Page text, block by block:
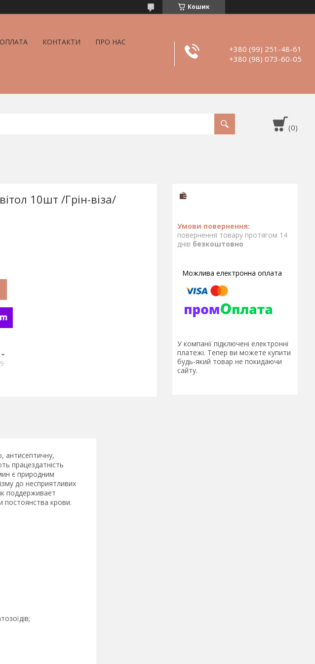
Кошик
КОНТАКТИ ПРО НАС
+380 (99) 251-48-61
+380 (98) 073-60-05
10шт /Грін-віза/
повернення товару протягом 14
днів безкоштовно
У компанії підключені електронні
платежі. Тепер ви можете купити
будь-який товар не покидаючи
сайту.
антисептичну,
працездатність
є природним
до несприятливих
поддерживает
крови.